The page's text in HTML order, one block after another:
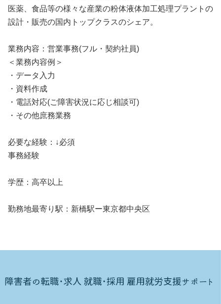
医薬、食品等の様々な産業の粉体液体加工処理プラントの
設計・販売の国内トップクラスのシェア。
業務内容：営業事務(フル・契約社員)
＜業務内容例＞
・データ入力
・資料作成
・電話対応(ご障害状況に応じ相談可)
・その他庶務業務
必要な経験：↓必須
事務経験
学歴：高卒以上
勤務地最寄り駅：新橋駅ー東京都中央区